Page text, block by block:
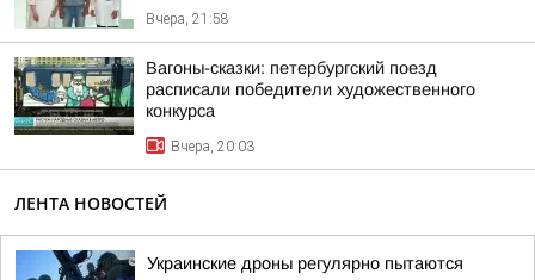
Вчера, 21:58
Вагоны-сказки: петербургский поезд
расписали победители художественного
конкурса
Вчера, 20:03
ЛЕНТА НОВОСТЕЙ
Украинские дроны регулярно пытаются